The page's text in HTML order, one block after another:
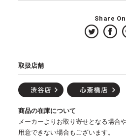
Share On
取扱店舗
商品の在庫について
メーカーよりお取り寄せとなる場合
用意できない場合もございます。